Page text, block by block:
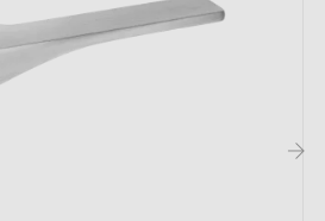
: 7x7 mm pour la France, 8x8 mm
Suisse et l'UE